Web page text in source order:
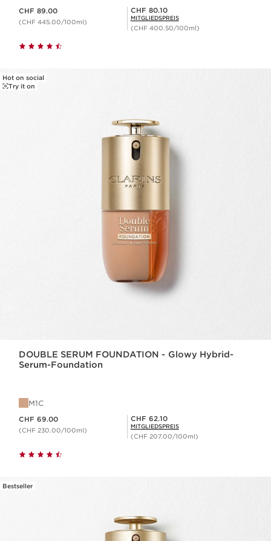
CHF 89.00
(CHF 445.00/100ml)
Mitgliederpreis CHF 80.10
CHF 80.10
MITGLIEDSPREIS
(CHF 400.50/100ml)
Hot on social
Try it on
DOUBLE SERUM FOUNDATION - Glowy Hybrid-
Serum-Foundation
M1C
CHF 69.00
(CHF 230.00/100ml)
Mitgliederpreis CHF 62.10
CHF 62.10
MITGLIEDSPREIS
(CHF 207.00/100ml)
Bestseller